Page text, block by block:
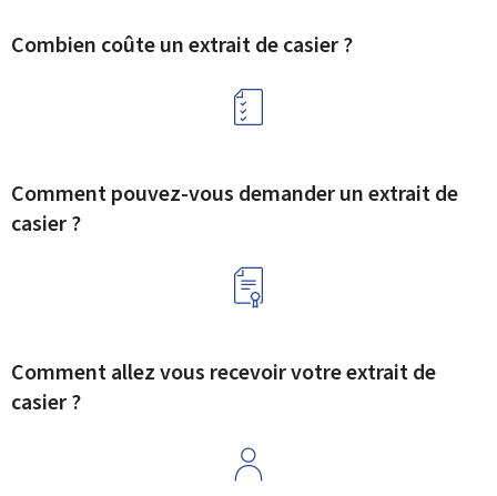
Combien coûte un extrait de casier ?
Comment pouvez-vous demander un extrait de
casier ?
Comment allez vous recevoir votre extrait de
casier ?